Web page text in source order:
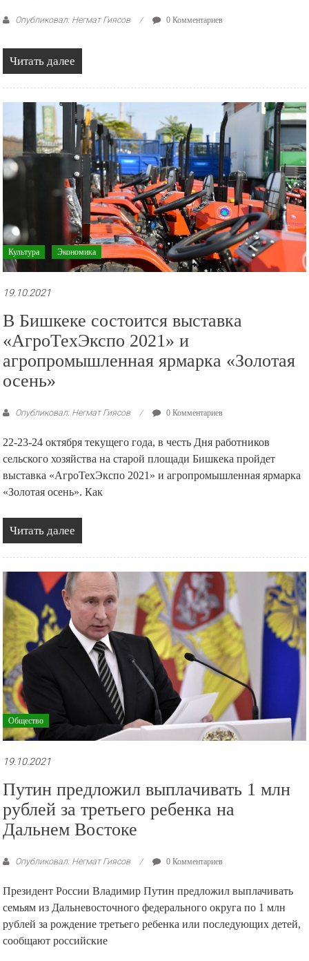
Опубликовал: Негмат Гиясов 0 Комментариев
Читать далее
Культура Экономика
19.10.2021
В Бишкеке состоится выставка
«АгроТехЭкспо 2021» и
агропромышленная ярмарка «Золотая
осень»
Опубликовал: Негмат Гиясов 0 Комментариев
22-23-24 октября текущего года, в честь Дня работников
сельского хозяйства на старой площади Бишкека пройдет
выставка «АгроТехЭкспо 2021» и агропромышленная ярмарка
«Золотая осень». Как
Читать далее
Общество
19.10.2021
Путин предложил выплачивать 1 млн
рублей за третьего ребенка на
Дальнем Востоке
Опубликовал: Негмат Гиясов 0 Комментариев
Президент России Владимир Путин предложил выплачивать
семьям из Дальневосточного федерального округа по 1 млн
рублей за рождение третьего ребенка или последующих детей,
сообщают российские